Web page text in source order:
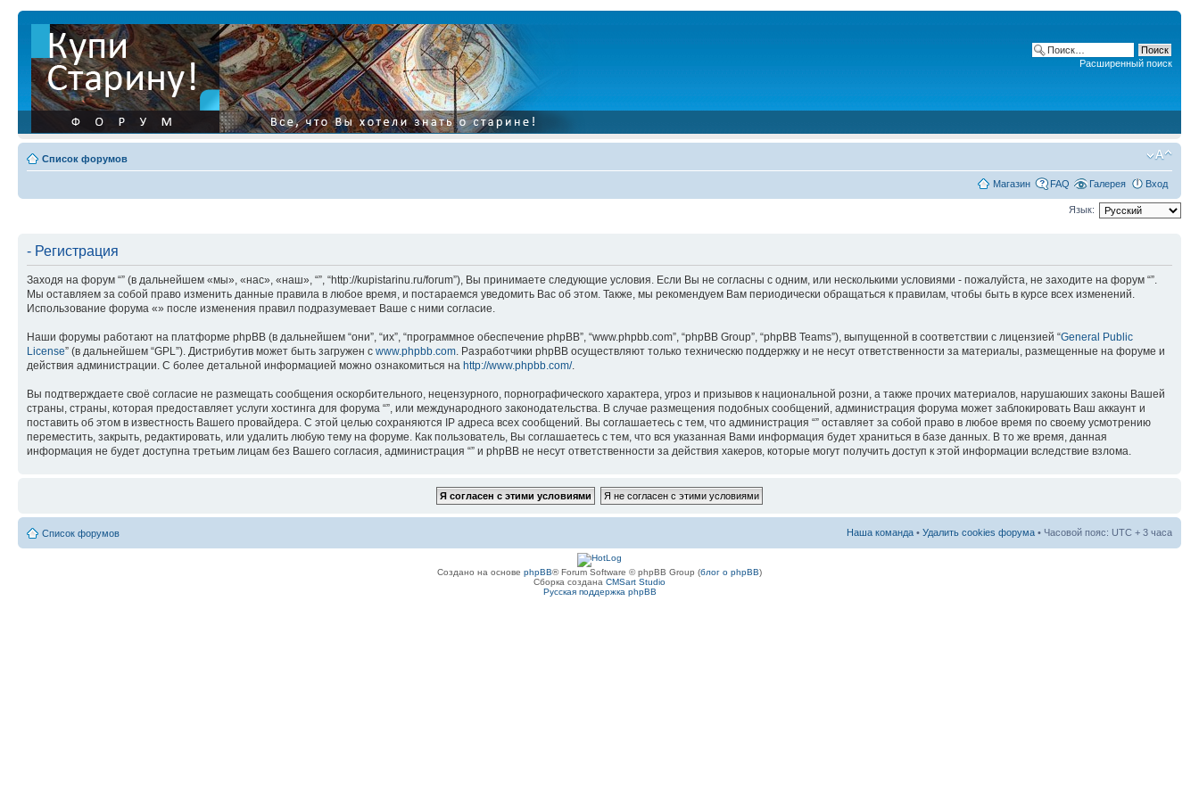
Расширенный поиск
Список форумов
Магазин FAQ Галерея Вход
Язык:
- Регистрация
Заходя на форум “” (в дальнейшем «мы», «нас», «наш», “”, “http://kupistarinu.ru/forum”), Вы принимаете следующие условия. Если Вы не согласны с одним, или несколькими условиями - пожалуйста, не заходите на форум “”.
Мы оставляем за собой право изменить данные правила в любое время, и постараемся уведомить Вас об этом. Также, мы рекомендуем Вам периодически обращаться к правилам, чтобы быть в курсе всех изменений.
Использование форума «» после изменения правил подразумевает Ваше с ними согласие.
Наши форумы работают на платформе phpBB (в дальнейшем “они”, “их”, “программное обеспечение phpBB”, “www.phpbb.com”, “phpBB Group”, “phpBB Teams”), выпущенной в соответствии с лицензией “General Public
License” (в дальнейшем “GPL”). Дистрибутив может быть загружен с www.phpbb.com . Разработчики phpBB осуществляют только техническю поддержку и не несут ответственности за материалы, размещенные на форуме и
действия администрации. С более детальной информацией можно ознакомиться на http://www.phpbb.com/.
Вы подтверждаете своё согласие не размещать сообщения оскорбительного, нецензурного, порнографического характера, угроз и призывов к национальной розни, а также прочих материалов, нарушаюших законы Вашей
страны, страны, которая предоставляет услуги хостинга для форума “”, или международного законодательства. В случае размещения подобных сообщений, администрация форума может заблокировать Ваш аккаунт и
поставить об этом в известность Вашего провайдера. С этой целью сохраняются IP адреса всех сообщений. Вы соглашаетесь с тем, что администрация “” оставляет за собой право в любое время по своему усмотрению
переместить, закрыть, редактировать, или удалить любую тему на форуме. Как пользователь, Вы соглашаетесь с тем, что вся указанная Вами информация будет храниться в базе данных. В то же время, данная
информация не будет доступна третьим лицам без Вашего согласия, администрация “” и phpBB не несут ответственности за действия хакеров, которые могут получить доступ к этой информации вследствие взлома.
Список форумов Наша команда • Удалить cookies форума • Часовой пояс: UTC + 3 часа
Создано на основе phpBB® Forum Software © phpBB Group (блог о phpBB)
Сборка создана CMSart Studio
Русская поддержка phpBB